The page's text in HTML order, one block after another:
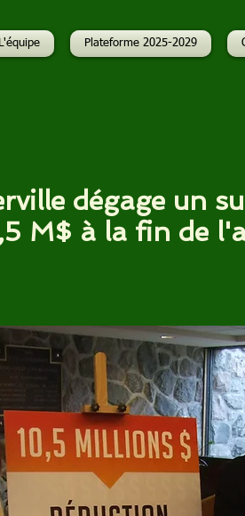
L'équipe Plateforme 2025-2029
dégage un
M$ à la fin de